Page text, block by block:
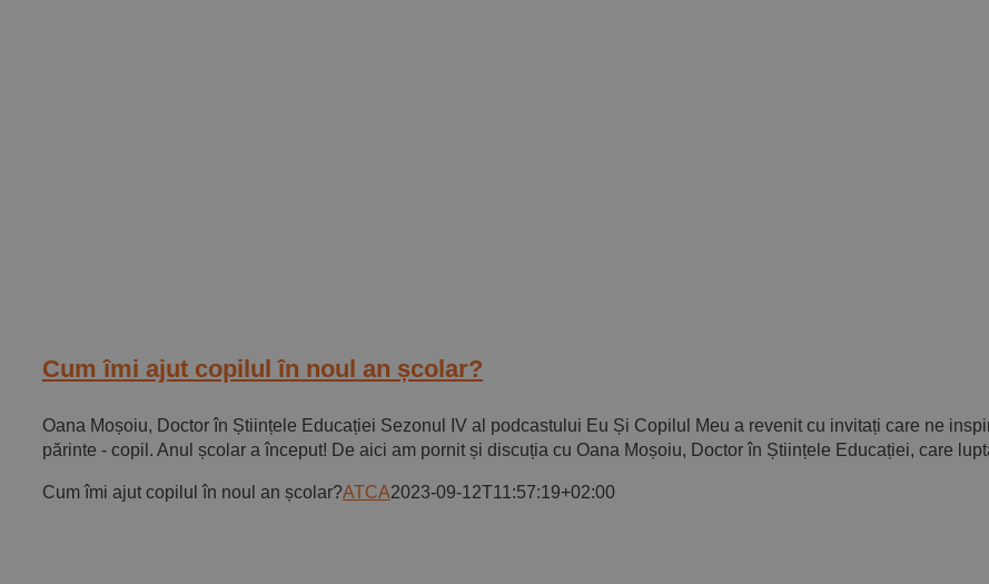
Cum îmi ajut copilul în noul an școlar?
Oana Moșoiu, Doctor în Științele Educației Sezonul IV al podcastului Eu Și Copilul Meu a revenit cu invitați care ne
părinte - copil. Anul școlar a început! De aici am pornit și discuția cu Oana Moșoiu, Doctor în Științele Educației, care
Cum îmi ajut copilul în noul an școlar?ATCA2023-09-12T11:57:19+02:00